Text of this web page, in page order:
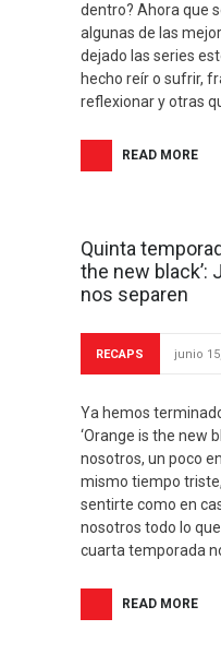
dentro? Ahora que
algunas de las
dejado las series
hecho reír o sufrir,
reflexionar y otras
READ MORE
Quinta
the new black’:
nos separen
RECAPS junio
Ya hemos
‘Orange is the new
nosotros, un poco en
mismo tiempo
sentirte como en
nosotros todo lo
cuarta temporada
READ MORE